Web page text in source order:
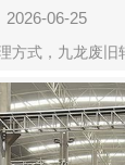
资源
2026-06-25
方式，九龙废旧